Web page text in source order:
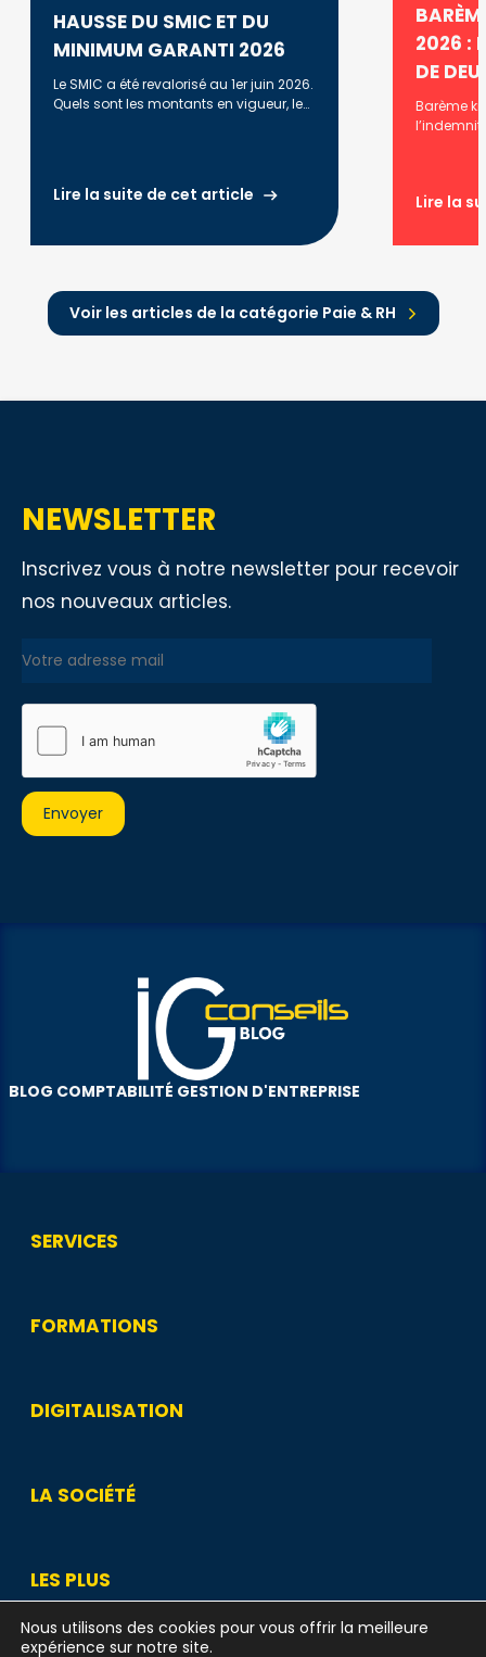
HAUSSE DU SMIC ET DU
MINIMUM GARANTI 2026
Le SMIC a été revalorisé au 1er juin 2026.
Quels sont les montants en vigueur, leur
Lire la suite de cet article
2026 :
DE
Barème
Lire la
Voir les articles de la catégorie Paie & RH
NEWSLETTER
Inscrivez vous à notre newsletter pour recevoir
nos nouveaux articles.
BLOG COMPTABILITÉ GESTION D'ENTREPRISE
SERVICES
FORMATIONS
DIGITALISATION
LA SOCIÉTÉ
LES PLUS
Nous utilisons des cookies pour vous offrir la meilleure
expérience sur notre site.